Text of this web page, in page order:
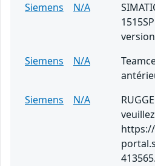
Siemens
N/A
Siemens
N/A
Siemens
N/A